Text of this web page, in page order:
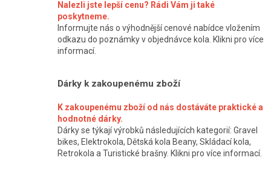
Nalezli jste lepší cenu? Rádi Vám ji také
poskytneme.
Informujte nás o výhodnější cenové nabídce vložením
odkazu do poznámky v objednávce kola. Klikni pro více
informací.
Dárky k zakoupenému zboží
K zakoupenému zboží od nás dostáváte praktické a
hodnotné dárky.
Dárky se týkají výrobků následujících kategorií: Gravel
bikes, Elektrokola, Dětská kola Beany, Skládací kola,
Retrokola a Turistické brašny. Klikni pro více informací.